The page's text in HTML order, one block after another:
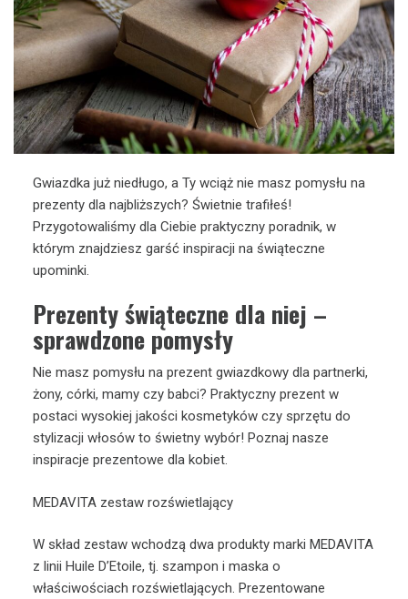
Gwiazdka już niedługo, a Ty wciąż nie masz pomysłu na
prezenty dla najbliższych? Świetnie trafiłeś!
Przygotowaliśmy dla Ciebie praktyczny poradnik, w
którym znajdziesz garść inspiracji na świąteczne
upominki.
Prezenty świąteczne dla niej –
sprawdzone pomysły
Nie masz pomysłu na prezent gwiazdkowy dla partnerki,
żony, córki, mamy czy babci? Praktyczny prezent w
postaci wysokiej jakości kosmetyków czy sprzętu do
stylizacji włosów to świetny wybór! Poznaj nasze
inspiracje prezentowe dla kobiet.
MEDAVITA zestaw rozświetlający
W skład zestaw wchodzą dwa produkty marki MEDAVITA
z linii Huile D’Etoile, tj. szampon i maska o
właściwościach rozświetlających. Prezentowane